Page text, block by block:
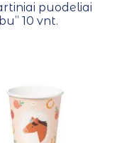
puodeliai
10 vnt.